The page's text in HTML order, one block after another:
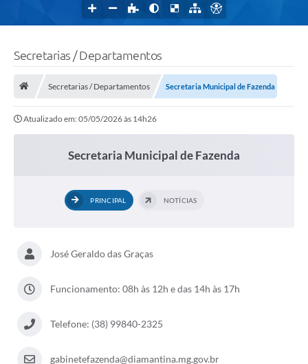
Secretarias / Departamentos
Secretarias / Departamentos Secretaria Municipal de Fazenda
Atualizado em: 05/05/2026 às 14h26
Secretaria Municipal de Fazenda
PRINCIPAL NOTÍCIAS
José Geraldo das Graças
Funcionamento: 08h às 12h e das 14h às 17h
Telefone: (38) 99840-2325
gabinetefazenda@diamantina.mg.gov.br